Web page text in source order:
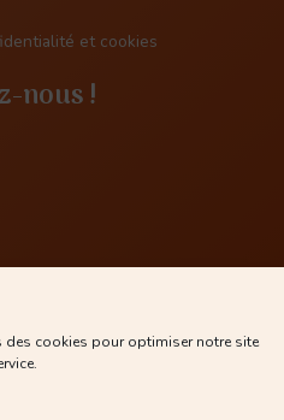
cookies pour optimiser notre site
et cookies
nous !